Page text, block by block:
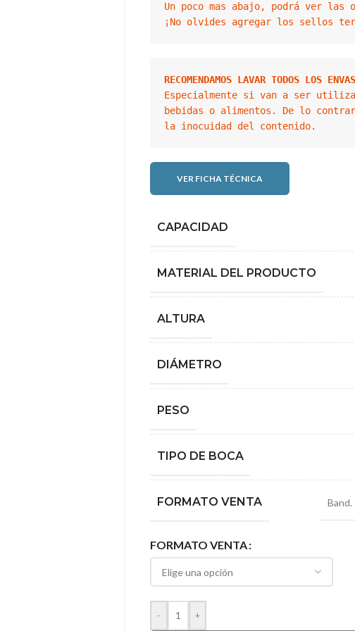
Un poco mas abajo, podrá ver las
¡No olvides agregar los sellos
RECOMENDAMOS LAVAR TODOS LOS
Especialmente si van a ser
bebidas o alimentos. De lo
VER FICHA TÉCNICA
CAPACIDAD
MATERIAL DEL PRODUCTO
ALTURA
DIÁMETRO
PESO
TIPO DE BOCA
FORMATO VENTA Band.
FORMATO VENTA
- +